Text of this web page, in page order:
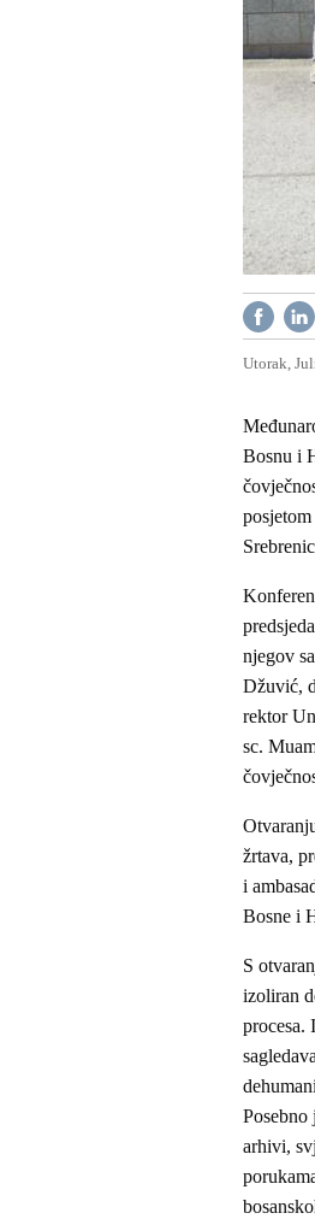
Utorak,
Bosnu i
njegov
Džuvić,
rektor
sc.
žrtava,
i
Bosne i
S
izoliran
procesa.
Posebno
arhivi,